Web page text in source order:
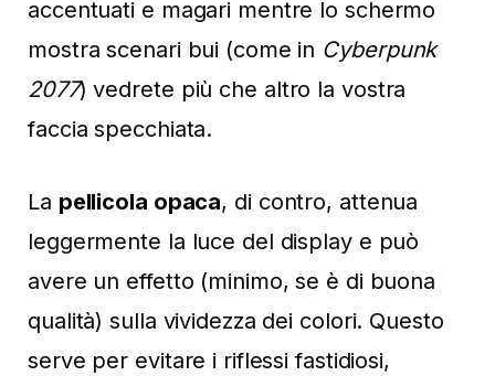
accentuati e magari mentre lo schermo
mostra scenari bui (come in Cyberpunk
2077) vedrete più che altro la vostra
faccia specchiata.
La pellicola opaca, di contro, attenua
leggermente la luce del display e può
avere un effetto (minimo, se è di buona
qualità) sulla vividezza dei colori. Questo
serve per evitare i riflessi fastidiosi,